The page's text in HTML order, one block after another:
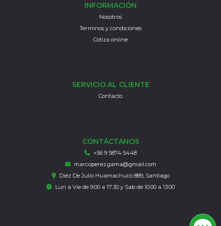
INFORMACIÓN
Nosotros
Terminos y condiciones
Cotiza online
SERVICIO AL CLIENTE
Contacto
CONTÁCTANOS
+56 9 5874 5448
marcoperez.gama@gmail.com
Diez De Julio Huamachuco 889, Santiago
Lun a Vie de 9:00 a 17:30 y Sab de 10:00 a 13:00